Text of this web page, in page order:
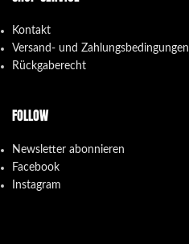
Kontakt
Versand- und Zahlungsbedingungen
Rückgaberecht
FOLLOW
Newsletter abonnieren
Facebook
Instagram